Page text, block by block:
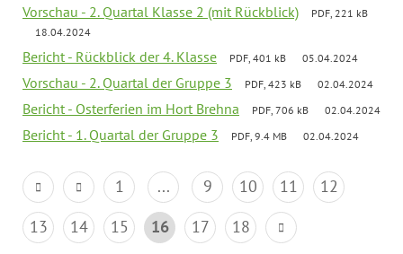
Vorschau - 2. Quartal Klasse 2 (mit Rückblick)
PDF, 221 kB
18.04.2024
Bericht - Rückblick der 4. Klasse PDF, 401 kB 05.04.2024
Vorschau - 2. Quartal der Gruppe 3 PDF, 423 kB 02.04.2024
Bericht - Osterferien im Hort Brehna PDF, 706 kB 02.04.2024
Bericht - 1. Quartal der Gruppe 3 PDF, 9.4 MB 02.04.2024
1 ... 9 10 11
12
13
14 15 16 17 18